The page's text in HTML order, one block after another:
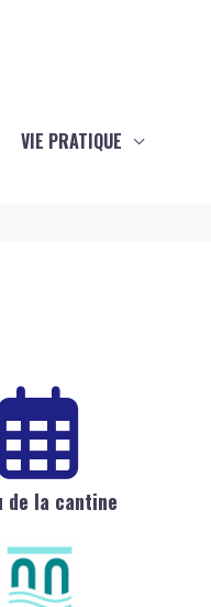
VIE PRATIQUE
de la cantine